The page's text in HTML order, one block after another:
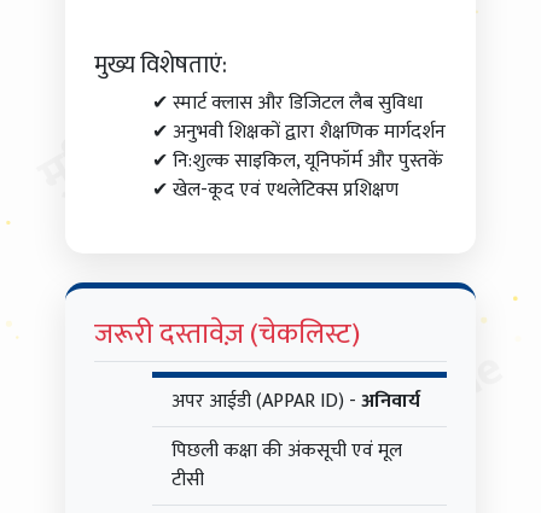
मुख्य विशेषताएं:
✔स्मार्ट क्लास और डिजिटल लैब सुविधा
✔अनुभवी शिक्षकों द्वारा शैक्षणिक मार्गदर्शन
✔नि:शुल्क साइकिल, यूनिफॉर्म और पुस्तकें
✔खेल-कूद एवं एथलेटिक्स प्रशिक्षण
जरूरी दस्तावेज़ (चेकलिस्ट)
अपर आईडी (APPAR ID) -अनिवार्य
पिछली कक्षा की अंकसूची एवं मूल
टीसी